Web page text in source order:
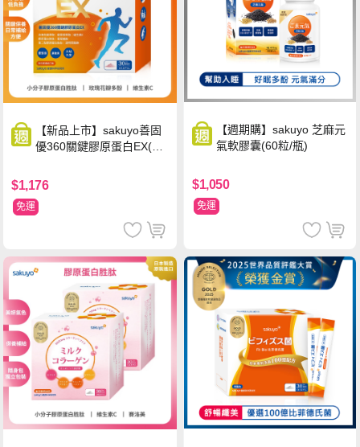
【新品上市】sakuyo善固
優360關鍵膠原蛋白EX(30
$1,176
免運
【週期購】sakuyo 芝麻元
氣軟膠囊(60粒/瓶)
$1,050
免運